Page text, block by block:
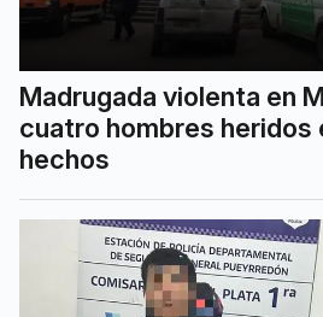
Madrugada violenta en
cuatro hombres heridos
hechos